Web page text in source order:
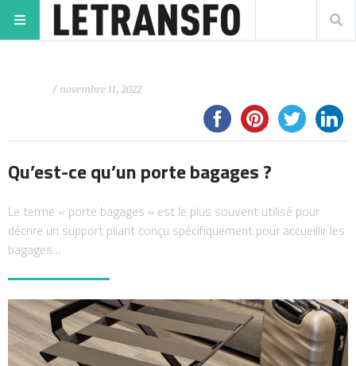
/ novembre 11, 2022
Qu’est-ce qu’un porte bagages ?
Le terme « porte bagages » est le plus souvent utilisé pour
décrire un support pliant conçu spécifiquement pour accueillir les
bagages…